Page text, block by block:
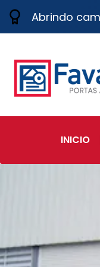
Abrindo
INICIO